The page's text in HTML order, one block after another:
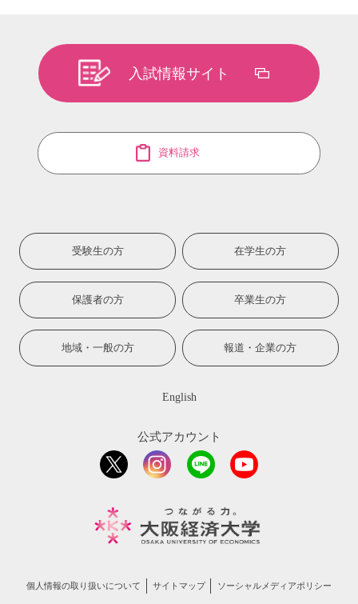
入試情報サイト
資料請求
受験生の方 在学生の方
保護者の方 卒業生の方
地域・一般の方 報道・企業の方
English
公式アカウント
個人情報の取り扱いについて サイトマップ ソーシャルメディアポリシー